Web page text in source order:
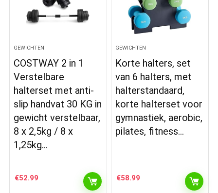
GEWICHTEN
COSTWAY 2 in 1
Verstelbare
halterset met anti-
slip handvat 30 KG in
gewicht verstelbaar,
8 x 2,5kg / 8 x
1,25kg…
€52.99
GEWICHTEN
Korte halters, set
van 6 halters, met
halterstandaard,
korte halterset voor
gymnastiek, aerobic,
pilates, fitness…
€58.99